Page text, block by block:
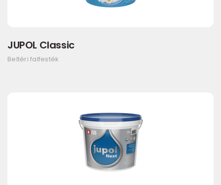
JUPOL Classic
Beltéri falfesték